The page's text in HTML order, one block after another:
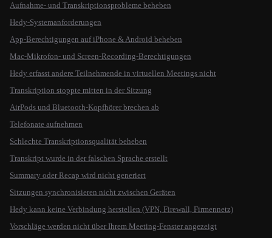
Aufnahme- und Transkriptionsprobleme beheben
Hedy-Systemanforderungen
App-Berechtigungen auf iPhone & Android beheben
Mac-Mikrofon- und Screen-Recording-Berechtigungen
Hedy erfasst andere Teilnehmende in virtuellen Meetings nicht
Transkription stoppte mitten in der Sitzung
AirPods und Bluetooth-Kopfhörer brechen ab
Telefonate aufnehmen
Schlechte Transkriptionsqualität beheben
Transkript wurde in der falschen Sprache erstellt
Summary oder Recap wird nicht generiert
Sitzungen synchronisieren nicht zwischen Geräten
Hedy kann keine Verbindung herstellen (VPN, Firewall, Firmennetz)
Vorschläge werden nicht über Ihrem Meeting-Fenster angezeigt